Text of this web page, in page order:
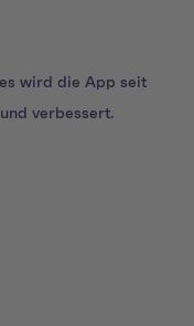
wird die App seit
verbessert.